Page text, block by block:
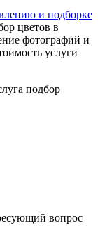
и подборке
цветов в
фотографий и
услуги
подбор
вопрос